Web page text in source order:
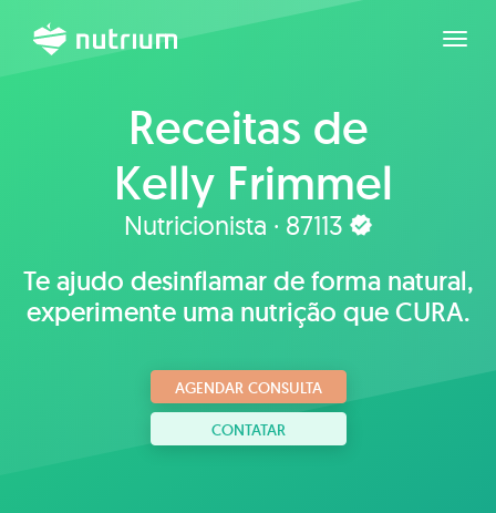
Receitas de
Kelly Frimmel
Nutricionista · 87113
Te ajudo desinflamar de forma natural,
experimente uma nutrição que CURA.
AGENDAR CONSULTA
CONTATAR